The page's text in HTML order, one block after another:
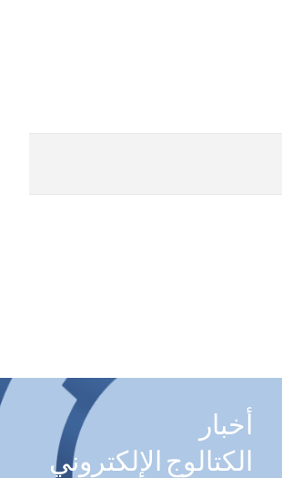
أخبار
الكتالوج الإلكتروني